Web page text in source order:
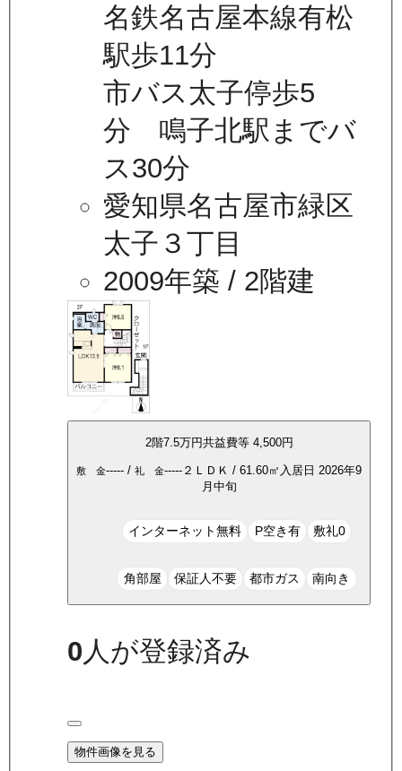
名鉄名古屋本線有松
駅歩11分
市バス太子停歩5
分 鳴子北駅までバ
ス30分
愛知県名古屋市緑区
太子３丁目
2009年築 / 2階建
2階7.5万円共益費等 4,500円
敷 金----- / 礼 金----- ２ＬＤＫ / 61.60㎡ 入居日 2026年9
月中旬
インターネット無料 P空き有 敷礼0
角部屋 保証人不要 都市ガス 南向き
0人が登録済み
物件画像を見る